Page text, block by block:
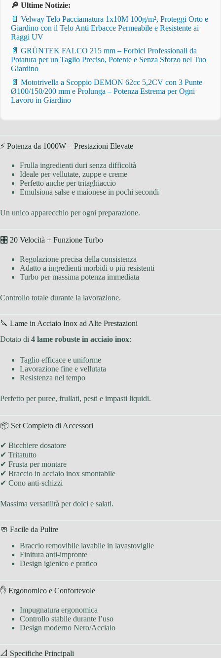
🔎 Ultime Notizie:
📄 Velway Telo Pacciamatura 1x10M 100g/m², Proteggi Orto e
Giardino con il Telo Anti Erbacce Permeabile e Resistente ai
Raggi UV
📄 GRÜNTEK FALCO 215 mm – Forbici Professionali da
Potatura per un Taglio Preciso, Potente e Senza Sforzo nel Tuo
Giardino
📄 Mototrivella a Scoppio DEMON 62cc 5,2CV con 3 Punte
Ø100/150/200 mm e Prolunga – Potenza Estrema per Ogni
Lavoro in Giardino
⚡ Potenza da 1000W – Prestazioni Elevate
Frulla ingredienti duri senza difficoltà
Ideale per vellutate, zuppe e creme
Perfetto anche per tritaghiaccio
Emulsiona salse e maionese in pochi secondi
Un unico apparecchio per ogni preparazione.
🎛 20 Velocità + Funzione Turbo
Regolazione precisa della consistenza
Adatto a ingredienti morbidi o più resistenti
Turbo per massima potenza immediata
Controllo totale durante la lavorazione.
🔪 Lame in Acciaio Inox ad Alte Prestazioni
Dotato di 4 lame robuste in acciaio inox:
Taglio efficace e uniforme
Lavorazione fine e vellutata
Resistenza nel tempo
Perfetto per puree, frullati, pesti e impasti liquidi.
📦 Set Completo di Accessori
✔ Bicchiere dosatore
✔ Tritatutto
✔ Frusta per montare
✔ Braccio in acciaio inox smontabile
✔ Cono anti-schizzi
Massima versatilità per dolci e salati.
🧼 Facile da Pulire
Braccio removibile lavabile in lavastoviglie
Finitura anti-impronte
Design igienico e pratico
✋ Ergonomico e Confortevole
Impugnatura ergonomica
Controllo stabile durante l’uso
Design moderno Nero/Acciaio
📐 Specifiche Principali